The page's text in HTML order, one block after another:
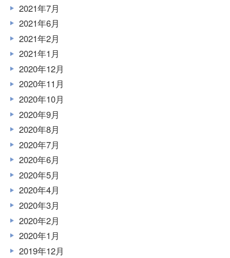
2021年7月
2021年6月
2021年2月
2021年1月
2020年12月
2020年11月
2020年10月
2020年9月
2020年8月
2020年7月
2020年6月
2020年5月
2020年4月
2020年3月
2020年2月
2020年1月
2019年12月